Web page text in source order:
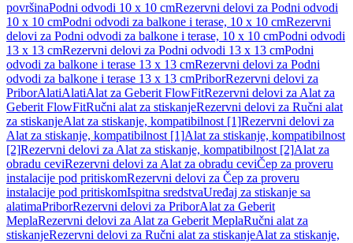
površinaPodni odvodi 10 x 10 cmRezervni delovi za Podni odvodi
10 x 10 cmPodni odvodi za balkone i terase, 10 x 10 cmRezervni
delovi za Podni odvodi za balkone i terase, 10 x 10 cmPodni odvodi
13 x 13 cmRezervni delovi za Podni odvodi 13 x 13 cmPodni
odvodi za balkone i terase 13 x 13 cmRezervni delovi za Podni
odvodi za balkone i terase 13 x 13 cmPriborRezervni delovi za
PriborAlatiAlatiAlat za Geberit FlowFitRezervni delovi za Alat za
Geberit FlowFitRučni alat za stiskanjeRezervni delovi za Ručni alat
za stiskanjeAlat za stiskanje, kompatibilnost [1]Rezervni delovi za
Alat za stiskanje, kompatibilnost [1]Alat za stiskanje, kompatibilnost
[2]Rezervni delovi za Alat za stiskanje, kompatibilnost [2]Alat za
obradu ceviRezervni delovi za Alat za obradu ceviČep za proveru
instalacije pod pritiskomRezervni delovi za Čep za proveru
instalacije pod pritiskomIspitna sredstvaUređaj za stiskanje sa
alatimaPriborRezervni delovi za PriborAlat za Geberit
MeplaRezervni delovi za Alat za Geberit MeplaRučni alat za
stiskanjeRezervni delovi za Ručni alat za stiskanjeAlat za stiskanje,